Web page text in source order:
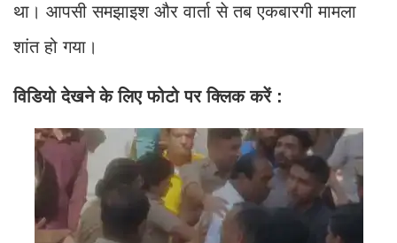
था। आपसी समझाइश और वार्ता से तब एकबारगी मामला
शांत हो गया।
विडियो देखने के लिए फोटो पर क्लिक करें :